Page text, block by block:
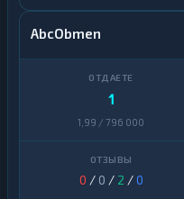
AbcObmen
1
1,99 / 796 000
0 / 0 / 2 /0